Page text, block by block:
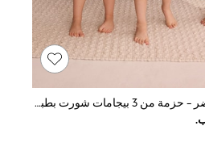
أحمر/أزرق/أخضر - حزمة من 3 بيجامات شورت بطبعة Marvel (12 شهر-11 سنة)